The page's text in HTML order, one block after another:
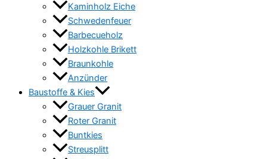
Kaminholz Eiche
Schwedenfeuer
Barbecueholz
Holzkohle Brikett
Braunkohle
Anzünder
Baustoffe & Kies
Grauer Granit
Roter Granit
Buntkies
Streusplitt